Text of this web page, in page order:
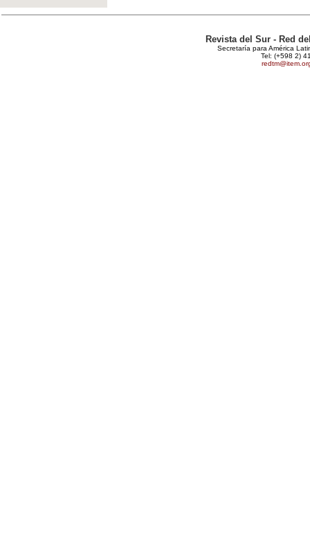
Revista del Sur - Red
Secretaría para América
Tel: (+598 2)